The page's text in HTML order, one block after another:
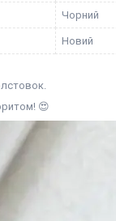
Чорний
Новий
😍